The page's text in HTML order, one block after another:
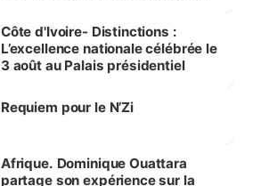
Bassam
Côte d'Ivoire- Distinctions :
L’excellence nationale célébrée le
3 août au Palais présidentiel
Requiem pour le N’Zi
Afrique. Dominique Ouattara
partage son expérience sur la